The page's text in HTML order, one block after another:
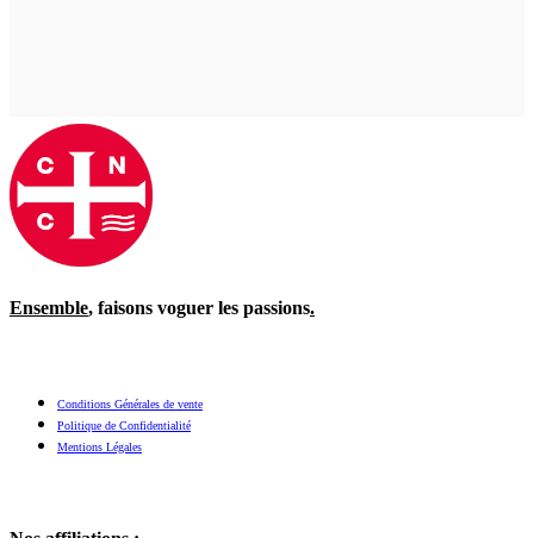
Ensemble, faisons voguer les passions.
Conditions Générales de vente
Politique de Confidentialité
Mentions Légales